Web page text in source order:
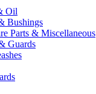
Oil
Bushings
Parts & Miscellaneous
Guards